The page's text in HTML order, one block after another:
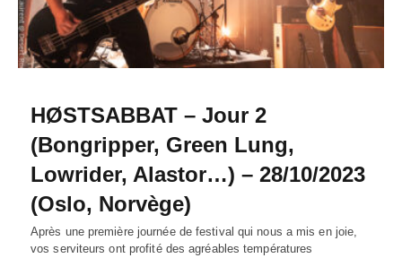
HØSTSABBAT – Jour 2
(Bongripper, Green Lung,
Lowrider, Alastor…) – 28/10/2023
(Oslo, Norvège)
Après une première journée de festival qui nous a mis en joie,
vos serviteurs ont profité des agréables températures